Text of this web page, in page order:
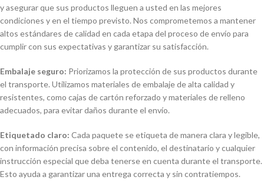
y asegurar que sus productos lleguen a usted en las mejores
condiciones y en el tiempo previsto. Nos comprometemos a mantener
altos estándares de calidad en cada etapa del proceso de envío para
cumplir con sus expectativas y garantizar su satisfacción.
Embalaje seguro: Priorizamos la protección de sus productos durante
el transporte. Utilizamos materiales de embalaje de alta calidad y
resistentes, como cajas de cartón reforzado y materiales de relleno
adecuados, para evitar daños durante el envío.
Etiquetado claro: Cada paquete se etiqueta de manera clara y legible,
con información precisa sobre el contenido, el destinatario y cualquier
instrucción especial que deba tenerse en cuenta durante el transporte.
Esto ayuda a garantizar una entrega correcta y sin contratiempos.